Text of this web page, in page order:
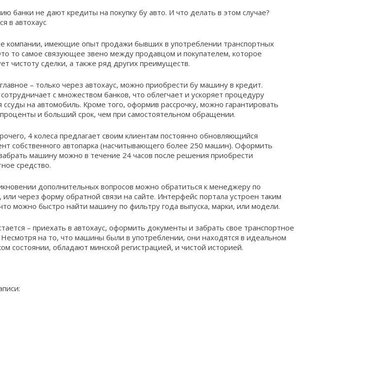
банки не дают кредиты на покупку бу авто. И что делать в этом случае?
в автохаус
компании, имеющие опыт продажи бывших в употреблении транспортных
то самое связующее звено между продавцом и покупателем, которое
чистоту сделки, а также ряд других преимуществ.
– только через автохаус, можно приобрести бу машину в кредит.
с множеством банков, что облегчает и ускоряет процедуру
ссуды на автомобиль. Кроме того, оформив рассрочку, можно гарантировать
и больший срок, чем при самостоятельном обращении.
4 колеса предлагает своим клиентам постоянно обновляющийся
собственного автопарка (насчитывающего более 250 машин). Оформить
машину можно в течение 24 часов после решения приобрести
средство.
дополнительных вопросов можно обратиться к менеджеру по
или через форму обратной связи на сайте. Интерфейс портала устроен таким
можно быстро найти машину по фильтру года выпуска, марки, или модели.
– приехать в автохаус, оформить документы и забрать свое транспортное
Несмотря на то, что машины были в употреблении, они находятся в идеальном
состоянии, обладают минской регистрацией, и чистой историей.